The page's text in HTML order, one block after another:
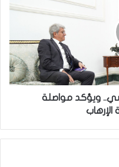
ويؤكد مواصلة
الإرهاب